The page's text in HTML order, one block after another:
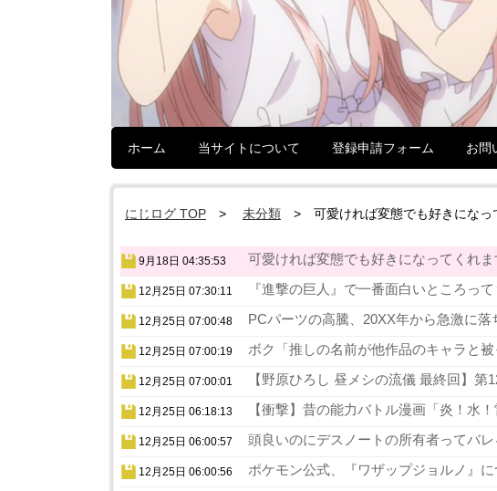
ホーム 当サイトについて 登録申請フォーム お問
にじログ TOP 未分類 可愛ければ変態でも好きにな
9月18日 04:35:53 可愛ければ変態でも好きになってくれ
12月25日 07:30:11 『進撃の巨人』で一番面白いところっ
12月25日 07:00:48 PCパーツの高騰、20XX年から急激に落
12月25日 07:00:19 ボク「推しの名前が他作品のキャラと
12月25日 07:00:01 【野原ひろし 昼メシの流儀 最終回】第
12月25日 06:18:13 【衝撃】昔の能力バトル漫画「炎！水
12月25日 06:00:57 頭良いのにデスノートの所有者ってバ
12月25日 06:00:56 ポケモン公式、『ワザップジョルノ』